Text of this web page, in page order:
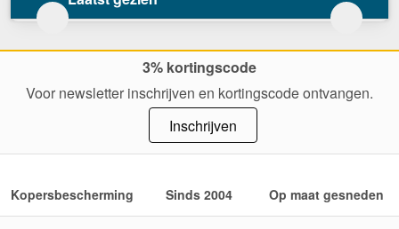
3% kortingscode
Voor newsletter inschrijven en kortingscode ontvangen.
Inschrijven
Kopersbescherming Sinds 2004 Op maat gesneden